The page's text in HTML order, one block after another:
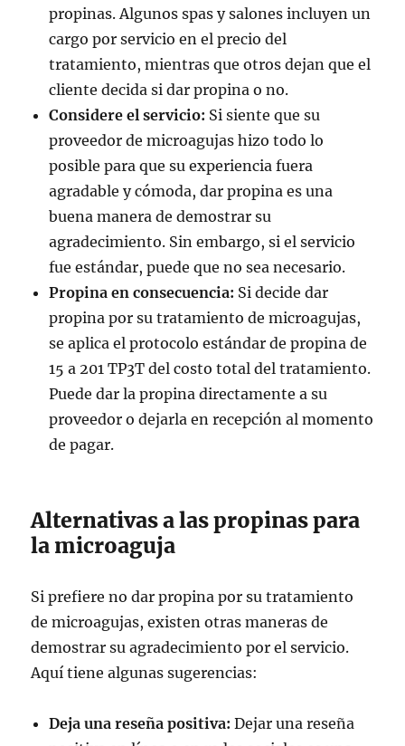
propinas. Algunos spas y salones incluyen un
cargo por servicio en el precio del
tratamiento, mientras que otros dejan que el
cliente decida si dar propina o no.
Considere el servicio: Si siente que su
proveedor de microagujas hizo todo lo
posible para que su experiencia fuera
agradable y cómoda, dar propina es una
buena manera de demostrar su
agradecimiento. Sin embargo, si el servicio
fue estándar, puede que no sea necesario.
Propina en consecuencia: Si decide dar
propina por su tratamiento de microagujas,
se aplica el protocolo estándar de propina de
15 a 201 TP3T del costo total del tratamiento.
Puede dar la propina directamente a su
proveedor o dejarla en recepción al momento
de pagar.
Alternativas a las propinas para
la microaguja
Si prefiere no dar propina por su tratamiento
de microagujas, existen otras maneras de
demostrar su agradecimiento por el servicio.
Aquí tiene algunas sugerencias:
Deja una reseña positiva: Dejar una reseña